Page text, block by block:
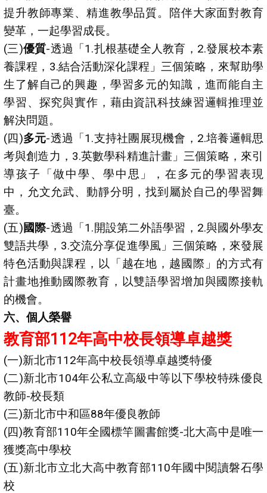
提升教師專業、精進教學品質。陪伴大家面對教育
變革，一起學習成長。
(三)優質-透過「1.扎根基礎全人教育，2.發展校本素
養課程，3.結合活動深化課程」三個策略，來幫助學
生了解自己的興趣，學習多元的知識，進而能自主
學習、探究與實作，藉由資訊科技練習邏輯推理並
解決問題。
(四)多元-透過「1.支持社團展現機會，2.培養邏輯思
考與創造力，3.英數學科精進計畫」三個策略，來引
導孩子「做中學、學中思」，在多元的學習表現
中，允文允武、動靜分明，找到屬於自己的學習舞
臺。
(五)國際-透過「1.開設第二外語學習，2.與國外學友
雙語共學，3.交流分享促進學風」三個策略，來發展
特色活動與課程，以「越在地，越國際」的方式有
計畫地推動國際教育，以雙語學習增加與國際接軌
的機會。
六、個人榮譽
教育部112年高中校長領導卓越獎
(一)新北市112年高中校長領導卓越獎特優
(二)新北市104年公私立高級中等以下學校特殊優良
教師-校長類
(三)新北市中和區88年優良教師
(四)教育部110年全國標竿圖書館獎-北大高中是唯一
獲獎高中學校
(五)新北市立北大高中教育部110年國中閱讀磐石學
校